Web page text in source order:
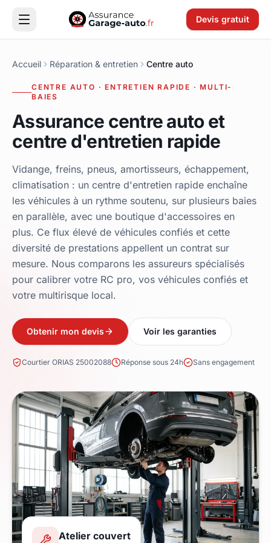
Devis gratuit
Accueil Réparation & entretien Centre auto
CENTRE AUTO · ENTRETIEN RAPIDE · MULTI-
BAIES
Assurance centre auto et
centre d'entretien rapide
Vidange, freins, pneus, amortisseurs, échappement,
climatisation : un centre d'entretien rapide enchaîne
les véhicules à un rythme soutenu, sur plusieurs baies
en parallèle, avec une boutique d'accessoires en
plus. Ce flux élevé de véhicules confiés et cette
diversité de prestations appellent un contrat sur
mesure. Nous comparons les assureurs spécialisés
pour calibrer votre RC pro, vos véhicules confiés et
votre multirisque local.
Obtenir mon devis Voir les garanties
Courtier ORIAS 25002088 Réponse sous 24h Sans engagement
Atelier couvert